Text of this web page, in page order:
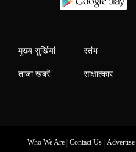
मुख्य सुर्खियां
ताजा खबरें
स्तंभ
साक्षात्कार
Who We Are| Contact Us|